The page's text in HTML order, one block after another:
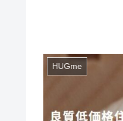
HUGme